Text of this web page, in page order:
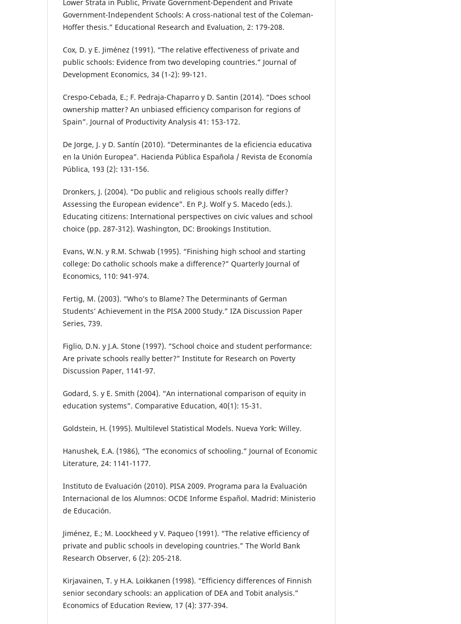
Lower Strata in Public, Private Government-Dependent and Private
Government-Independent Schools: A cross-national test of the Coleman-
Hoffer thesis.” Educational Research and Evaluation, 2: 179-208.
Cox, D. y E. Jiménez (1991). “The relative effectiveness of private and
public schools: Evidence from two developing countries.” Journal of
Development Economics, 34 (1-2): 99-121.
Crespo-Cebada, E.; F. Pedraja-Chaparro y D. Santin (2014). “Does school
ownership matter? An unbiased efficiency comparison for regions of
Spain”. Journal of Productivity Analysis 41: 153-172.
De Jorge, J. y D. Santín (2010). “Determinantes de la eficiencia educativa
en la Unión Europea”. Hacienda Pública Española / Revista de Economía
Pública, 193 (2): 131-156.
Dronkers, J. (2004). “Do public and religious schools really differ?
Assessing the European evidence”. En P.J. Wolf y S. Macedo (eds.).
Educating citizens: International perspectives on civic values and school
choice (pp. 287-312). Washington, DC: Brookings Institution.
Evans, W.N. y R.M. Schwab (1995). “Finishing high school and starting
college: Do catholic schools make a difference?” Quarterly Journal of
Economics, 110: 941-974.
Fertig, M. (2003). “Who’s to Blame? The Determinants of German
Students’ Achievement in the PISA 2000 Study.” IZA Discussion Paper
Series, 739.
Figlio, D.N. y J.A. Stone (1997). “School choice and student performance:
Are private schools really better?” Institute for Research on Poverty
Discussion Paper, 1141-97.
Godard, S. y E. Smith (2004). “An international comparison of equity in
education systems”. Comparative Education, 40(1): 15-31.
Goldstein, H. (1995). Multilevel Statistical Models. Nueva York: Willey.
Hanushek, E.A. (1986), “The economics of schooling.” Journal of Economic
Literature, 24: 1141-1177.
Instituto de Evaluación (2010). PISA 2009. Programa para la Evaluación
Internacional de los Alumnos: OCDE Informe Español. Madrid: Ministerio
de Educación.
Jiménez, E.; M. Loockheed y V. Paqueo (1991). “The relative efficiency of
private and public schools in developing countries.” The World Bank
Research Observer, 6 (2): 205-218.
Kirjavainen, T. y H.A. Loikkanen (1998). “Efficiency differences of Finnish
senior secondary schools: an application of DEA and Tobit analysis.”
Economics of Education Review, 17 (4): 377-394.